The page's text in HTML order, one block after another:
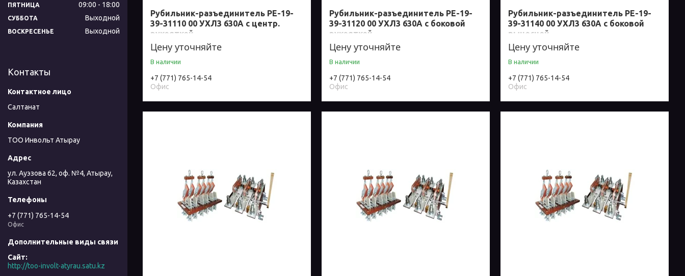
Рубильник-разъединитель РЕ-19-
39-31110 00 УХЛ3 630А с центр.
рукояткой
Цену уточняйте
В наличии
+7 (771) 765-14-54
Офис
Рубильник-разъединитель РЕ-19-
39-31120 00 УХЛ3 630А с боковой
рукояткой
Цену уточняйте
В наличии
+7 (771) 765-14-54
Офис
Рубильник-разъединитель РЕ-19-
39-31140 00 УХЛ3 630А с боковой
выносной
Цену уточняйте
В наличии
+7 (771) 765-14-54
Офис
ПЯТНИЦА 09:00 18:00
СУББОТА Выходной
ВОСКРЕСЕНЬЕ Выходной
Контакты
Салтанат
ТОО Инвольт Атырау
ул. Ауэзова 62, оф. №4, Атырау,
Казахстан
+7 (771) 765-14-54
Офис
http://too-involt-atyrau.satu.kz